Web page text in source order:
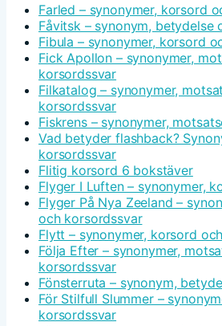
Farled – synonymer, korsord
Fåvitsk – synonym, betydelse
Fibula – synonymer, korsord
Fick Apollon – synonymer,
korsordssvar
Filkatalog – synonymer,
korsordssvar
Fiskrens – synonymer,
Vad betyder flashback?
korsordssvar
Flitig korsord 6 bokstäver
Flyger I Luften – synonymer,
Flyger På Nya Zeeland –
och korsordssvar
Flytt – synonymer, korsord
Följa Efter – synonymer,
korsordssvar
Fönsterruta – synonym,
För Stilfull Slummer –
korsordssvar